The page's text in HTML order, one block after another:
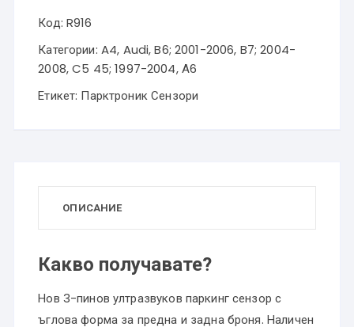
парктроник
Audi
4B0919275C
Код: R916
Категории: A4, Audi,B6; 2001-2006, B7; 2004-
2008,C5 45; 1997-2004,А6
Етикет: Парктроник Сензори
ОПИСАНИЕ
Какво получавате?
Нов 3-пинов ултразвуков паркинг сензор с
ъглова форма за предна и задна броня. Наличен